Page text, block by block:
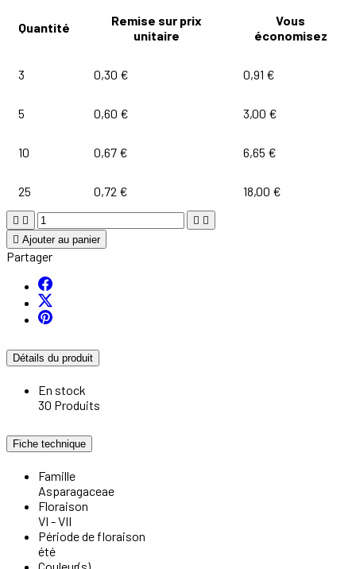
Quantité
Remise sur prix
unitaire
Vous
économisez
3 0,30 € 0,91 €
5 0,60 € 3,00 €
10 0,67 € 6,65 €
25 0,72 € 18,00 €
   
 Ajouter au panier
Partager
Détails du produit
En stock
30 Produits
Fiche technique
Famille
Asparagaceae
Floraison
VI - VII
Période de floraison
été
Couleur(s)